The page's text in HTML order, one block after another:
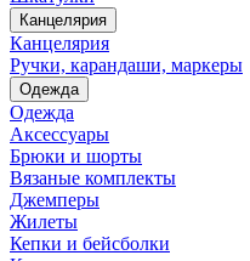
Канцелярия
Канцелярия
Ручки, карандаши, маркеры
Одежда
Одежда
Аксессуары
Брюки и шорты
Вязаные комплекты
Джемперы
Жилеты
Кепки и бейсболки